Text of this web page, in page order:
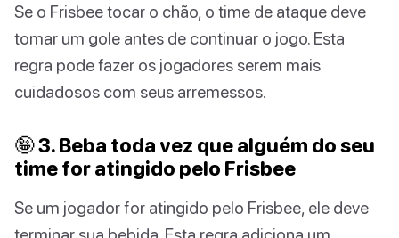
Se o Frisbee tocar o chão, o time de ataque deve
tomar um gole antes de continuar o jogo. Esta
regra pode fazer os jogadores serem mais
cuidadosos com seus arremessos.
🤪 3. Beba toda vez que alguém do seu
time for atingido pelo Frisbee
Se um jogador for atingido pelo Frisbee, ele deve